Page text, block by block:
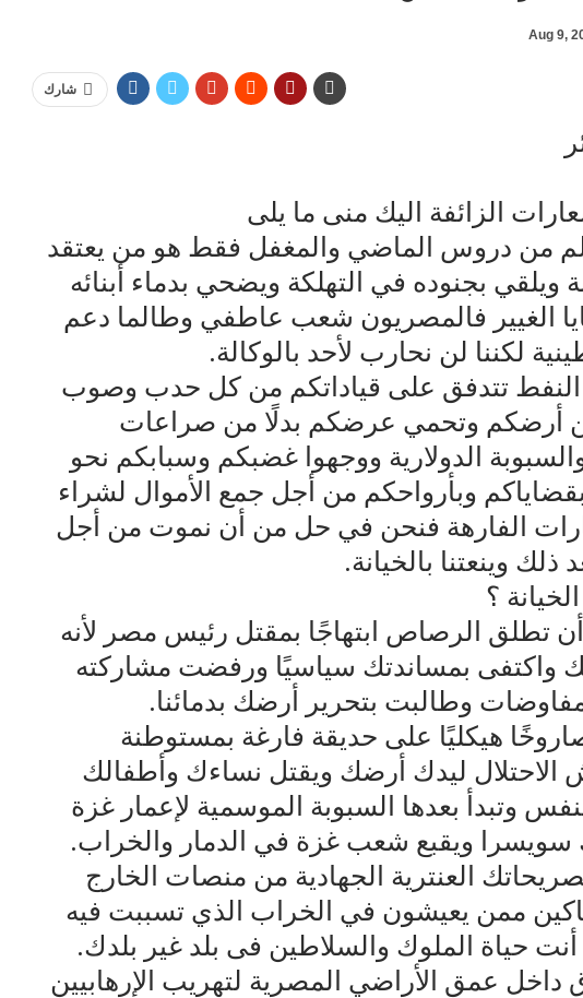
Aug 9,
شارك
الزائفة اليك منى ما يلى
من دروس الماضي والمغفل فقط هو من يعتقد
بجنوده في التهلكة ويضحي بدماء أبنائه
الغيير فالمصريون شعب عاطفي وطالما دعم
لكننا لن نحارب لأحد بالوكالة.
النفط تتدفق على قياداتكم من كل حدب وصوب
أرضكم وتحمي عرضكم بدلًا من صراعات
الدولارية ووجهوا غضبكم وسبابكم نحو
وبأرواحكم من أجل جمع الأموال لشراء
الفارهة فنحن في حل من أن نموت من أجل
ذلك وينعتنا بالخيانة.
؟
تطلق الرصاص ابتهاجًا بمقتل رئيس مصر لأنه
واكتفى بمساندتك سياسيًا ورفضت مشاركته
وطالبت بتحرير أرضك بدمائنا.
هيكليًا على حديقة فارغة بمستوطنة
الاحتلال ليدك أرضك ويقتل نساءك وأطفالك
وتبدأ بعدها السبوبة الموسمية لإعمار غزة
سويسرا ويقبع شعب غزة في الدمار والخراب.
العنترية الجهادية من منصات الخارج
ممن يعيشون في الخراب الذي تسببت فيه
أنت حياة الملوك والسلاطين فى بلد غير بلدك.
داخل عمق الأراضي المصرية لتهريب الإرهابيين